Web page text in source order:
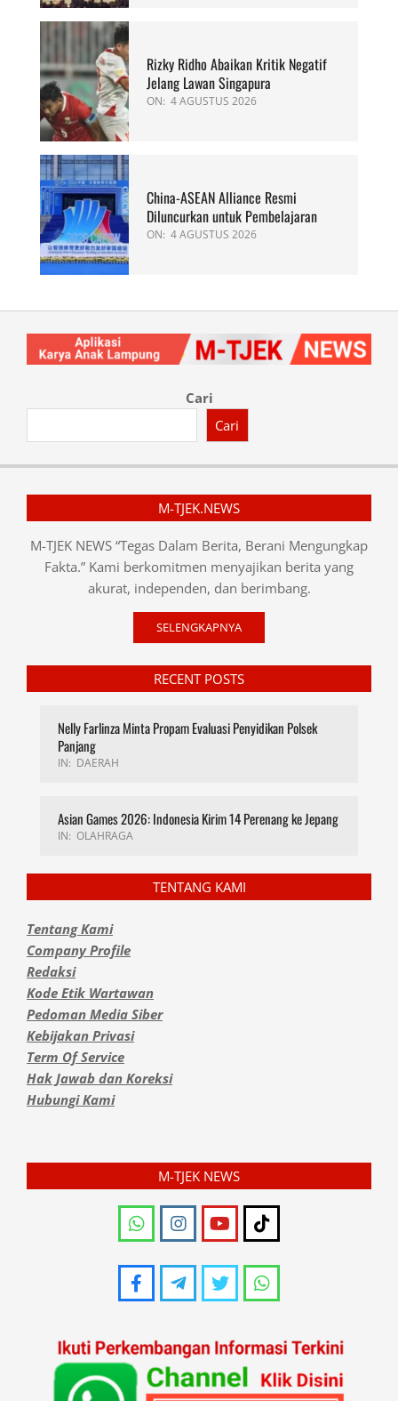
Rizky Ridho Abaikan Kritik Negatif
Jelang Lawan Singapura
ON: 4 AGUSTUS 2026
China-ASEAN Alliance Resmi
Diluncurkan untuk Pembelajaran
ON: 4 AGUSTUS 2026
Cari
Cari
M-TJEK.NEWS
M-TJEK NEWS “Tegas Dalam Berita, Berani Mengungkap
Fakta.” Kami berkomitmen menyajikan berita yang
akurat, independen, dan berimbang.
SELENGKAPNYA
RECENT POSTS
Nelly Farlinza Minta Propam Evaluasi Penyidikan Polsek
Panjang
IN: DAERAH
Asian Games 2026: Indonesia Kirim 14 Perenang ke Jepang
IN: OLAHRAGA
TENTANG KAMI
Tentang Kami
Company Profile
Redaksi
Kode Etik Wartawan
Pedoman Media Siber
Kebijakan Privasi
Term Of Service
Hak Jawab dan Koreksi
Hubungi Kami
M-TJEK NEWS